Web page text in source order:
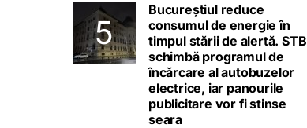
Bucureștiul reduce
consumul de energie în
timpul stării de alertă. STB
schimbă programul de
încărcare al autobuzelor
electrice, iar panourile
publicitare vor fi stinse
seara